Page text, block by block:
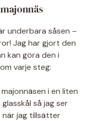
underbara såsen –
Jag har gjort den
kan göra den i
varje steg:
i en liten
så jag ser
jag tillsätter